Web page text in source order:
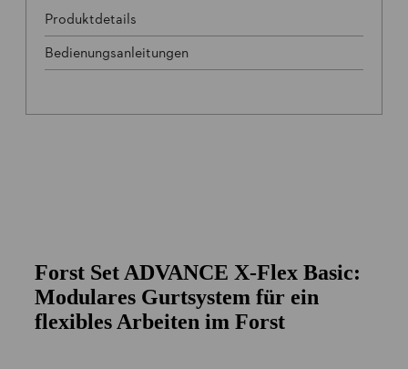
Produktdetails
Bedienungsanleitungen
Forst Set ADVANCE X-Flex Basic:
Modulares Gurtsystem für ein
flexibles Arbeiten im Forst